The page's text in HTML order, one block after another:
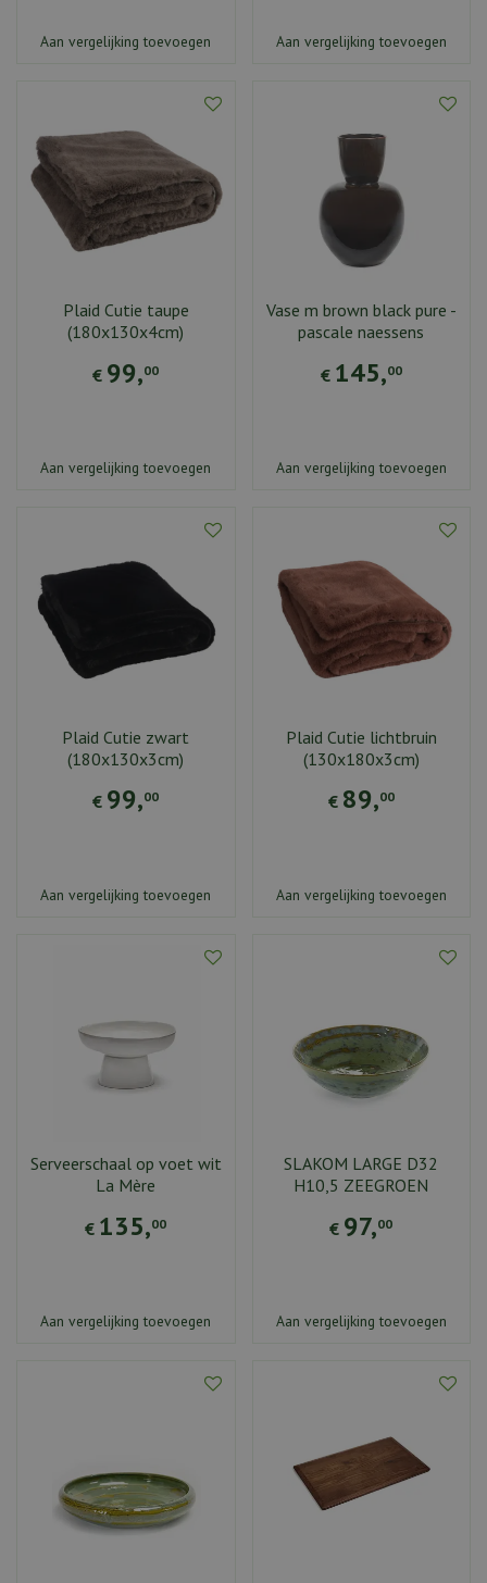
Aan vergelijking toevoegen Aan vergelijking toevoegen
Plaid Cutie taupe
(180x130x4cm)
€ 99,00
Aan vergelijking toevoegen
Vase m brown black pure -
pascale naessens
€ 145,00
Aan vergelijking toevoegen
Plaid Cutie zwart
(180x130x3cm)
€ 99,00
Aan vergelijking toevoegen
Plaid Cutie lichtbruin
(130x180x3cm)
€ 89,00
Aan vergelijking toevoegen
Serveerschaal op voet wit
La Mère
€ 135,00
Aan vergelijking toevoegen
SLAKOM LARGE D32
H10,5 ZEEGROEN
€ 97,00
Aan vergelijking toevoegen